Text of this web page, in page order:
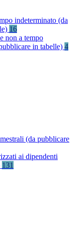
indeterminato (da
16
non a tempo
in tabelle) 4
(da pubblicare
ai dipendenti
131